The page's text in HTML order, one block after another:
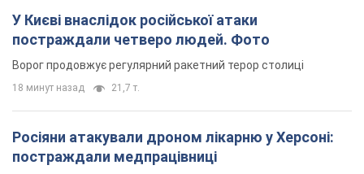
У Києві внаслідок російської атаки
постраждали четверо людей. Фото
Ворог продовжує регулярний ракетний терор столиці
18 минут назад 21,7 т.
Росіяни атакували дроном лікарню у Херсоні:
постраждали медпрацівниці